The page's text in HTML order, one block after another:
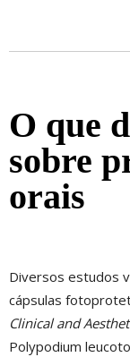
O que
sobre
orais
Diversos estudos
cápsulas
Clinical and
Polypodium